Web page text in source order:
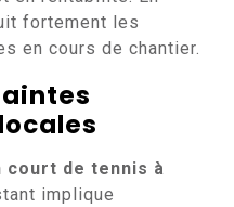
fortement les
en cours de chantier.
de tennis à
implique